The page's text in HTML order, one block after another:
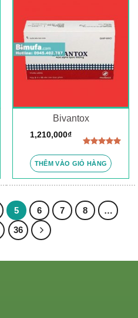
Bivantox
hạng5.00
5 sao
1,210,000₫
THÊM VÀO GIỎ HÀNG
5 6 7 8
…
36